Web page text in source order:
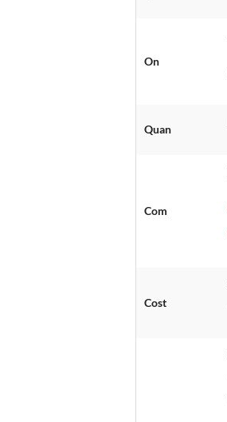
On
Quan
Com
Cost